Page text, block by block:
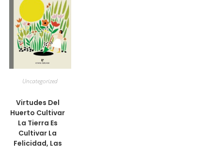
Uncategorized
Virtudes Del
Huerto Cultivar
La Tierra Es
Cultivar La
Felicidad, Las